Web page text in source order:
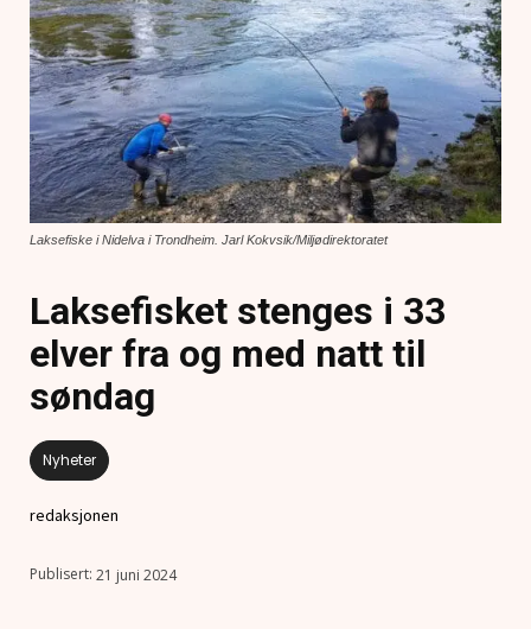
Laksefiske i Nidelva i Trondheim. Jarl Kokvsik/Miljødirektoratet
Laksefisket stenges i 33
elver fra og med natt til
søndag
Nyheter
redaksjonen
21 juni 2024